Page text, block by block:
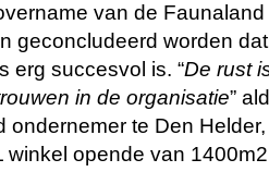
van de
geconcludeerd worden
erg succesvol is. “De rust
in de organisatie”
ondernemer te Den
opende van